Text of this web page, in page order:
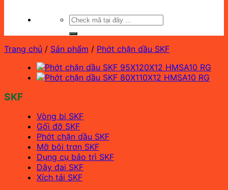
Tìm
Trang chủ / Sản phẩm / Phớt chặn dầu SKF
SKF
Vòng bi SKF
Gối đỡ SKF
Phớt chặn dầu SKF
Mỡ bôi trơn SKF
Dụng cụ bảo trì SKF
Dây đai SKF
Xích tải SKF